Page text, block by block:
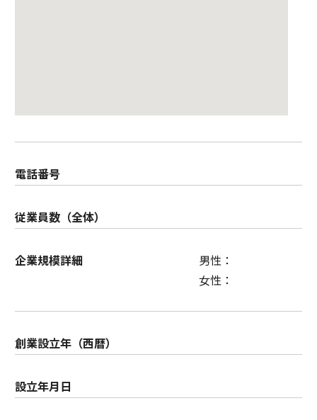
電話番号
従業員数（全体）
企業規模詳細
男性：
女性：
創業設立年（西暦）
設立年月日